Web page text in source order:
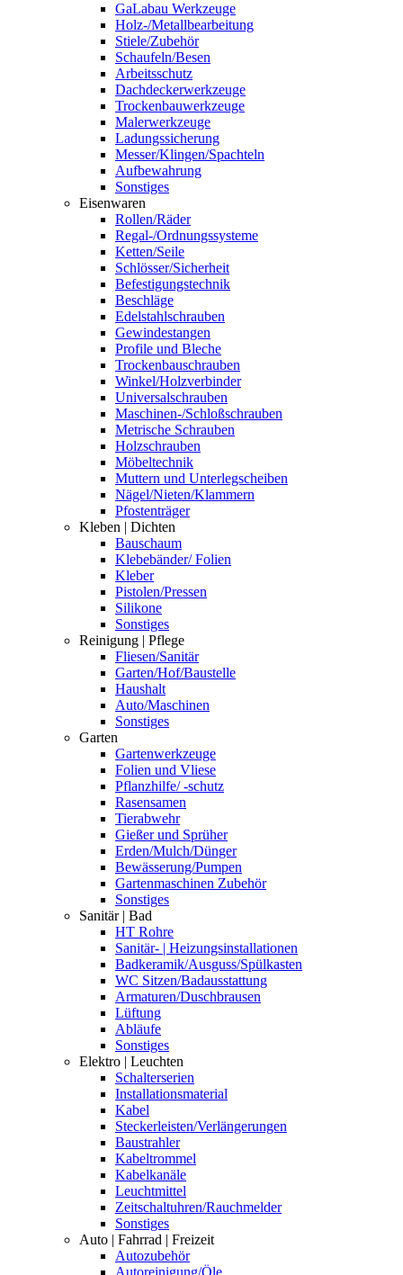
GaLabau Werkzeuge
Holz-/Metallbearbeitung
Stiele/Zubehör
Schaufeln/Besen
Arbeitsschutz
Dachdeckerwerkzeuge
Trockenbauwerkzeuge
Malerwerkzeuge
Ladungssicherung
Messer/Klingen/Spachteln
Aufbewahrung
Sonstiges
Eisenwaren
Rollen/Räder
Regal-/Ordnungssysteme
Ketten/Seile
Schlösser/Sicherheit
Befestigungstechnik
Beschläge
Edelstahlschrauben
Gewindestangen
Profile und Bleche
Trockenbauschrauben
Winkel/Holzverbinder
Universalschrauben
Maschinen-/Schloßschrauben
Metrische Schrauben
Holzschrauben
Möbeltechnik
Muttern und Unterlegscheiben
Nägel/Nieten/Klammern
Pfostenträger
Kleben | Dichten
Bauschaum
Klebebänder/ Folien
Kleber
Pistolen/Pressen
Silikone
Sonstiges
Reinigung | Pflege
Fliesen/Sanitär
Garten/Hof/Baustelle
Haushalt
Auto/Maschinen
Sonstiges
Garten
Gartenwerkzeuge
Folien und Vliese
Pflanzhilfe/ -schutz
Rasensamen
Tierabwehr
Gießer und Sprüher
Erden/Mulch/Dünger
Bewässerung/Pumpen
Gartenmaschinen Zubehör
Sonstiges
Sanitär | Bad
HT Rohre
Sanitär- | Heizungsinstallationen
Badkeramik/Ausguss/Spülkasten
WC Sitzen/Badausstattung
Armaturen/Duschbrausen
Lüftung
Abläufe
Sonstiges
Elektro | Leuchten
Schalterserien
Installationsmaterial
Kabel
Steckerleisten/Verlängerungen
Baustrahler
Kabeltrommel
Kabelkanäle
Leuchtmittel
Zeitschaltuhren/Rauchmelder
Sonstiges
Auto | Fahrrad | Freizeit
Autozubehör
Autoreinigung/Öle